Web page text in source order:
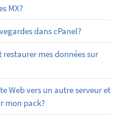
MX?
dans cPanel?
mes données sur
Web vers un autre serveur et
mon pack?